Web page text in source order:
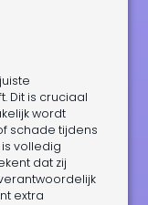
Dit is cruciaal
wordt
schade tijdens
volledig
dat zij
extra